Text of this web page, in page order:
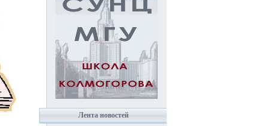
Лента новостей